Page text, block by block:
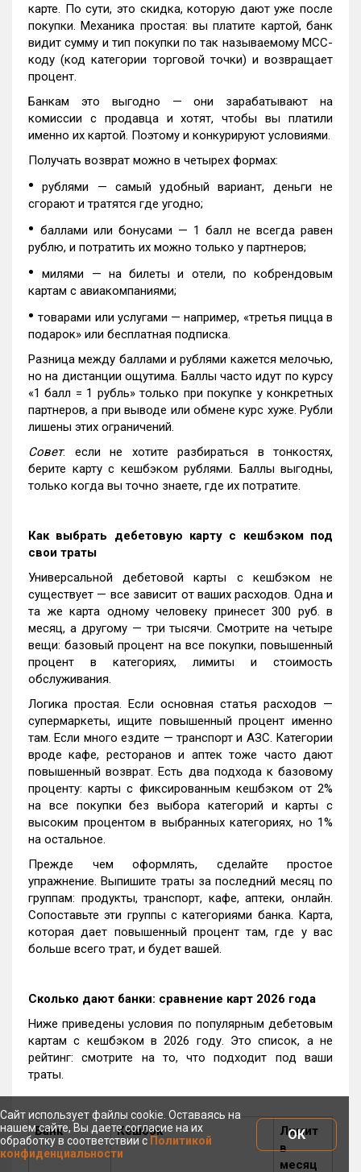
карте. По сути, это скидка, которую дают уже после
покупки. Механика простая: вы платите картой, банк
видит сумму и тип покупки по так называемому MCC-
коду (код категории торговой точки) и возвращает
процент.
Банкам это выгодно — они зарабатывают на
комиссии с продавца и хотят, чтобы вы платили
именно их картой. Поэтому и конкурируют условиями.
Получать возврат можно в четырех формах:
•
рублями — самый удобный вариант, деньги не
сгорают и тратятся где угодно;
• баллами или бонусами — 1 балл не всегда равен
рублю, и потратить их можно только у партнеров;
•милями — на билеты и отели, по кобрендовым
картам с авиакомпаниями;
•товарами или услугами — например, «третья пицца в
подарок» или бесплатная подписка.
Разница между баллами и рублями кажется мелочью,
но на дистанции ощутима. Баллы часто идут по курсу
«1 балл = 1 рубль» только при покупке у конкретных
партнеров, а при выводе или обмене курс хуже. Рубли
лишены этих ограничений.
Совет: если не хотите разбираться в тонкостях,
берите карту с кешбэком рублями. Баллы выгодны,
только когда вы точно знаете, где их потратите.
Как выбрать дебетовую карту с кешбэком под
свои траты
Универсальной дебетовой карты с кешбэком не
существует — все зависит от ваших расходов. Одна и
та же карта одному человеку принесет 300 руб. в
месяц, а другому — три тысячи. Смотрите на четыре
вещи: базовый процент на все покупки, повышенный
процент в категориях, лимиты и стоимость
обслуживания.
Логика простая. Если основная статья расходов —
супермаркеты, ищите повышенный процент именно
там. Если много ездите — транспорт и АЗС. Категории
вроде кафе, ресторанов и аптек тоже часто дают
повышенный возврат. Есть два подхода к базовому
проценту: карты с фиксированным кешбэком от 2%
на все покупки без выбора категорий и карты с
высоким процентом в выбранных категориях, но 1%
на остальное.
Прежде чем оформлять, сделайте простое
упражнение. Выпишите траты за последний месяц по
группам: продукты, транспорт, кафе, аптеки, онлайн.
Сопоставьте эти группы с категориями банка. Карта,
которая дает повышенный процент там, где у вас
больше всего трат, и будет вашей.
Сколько дают банки: сравнение карт 2026 года
Ниже приведены условия по популярным дебетовым
картам с кешбэком в 2026 году. Это список, а не
рейтинг: смотрите на то, что подходит под ваши
траты.
Банк Кешбэк
Лимит
в
месяц
Сайт использует файлы cookie. Оставаясь на
нашем сайте, Вы даете согласие на их
обработку в соответствии с Политикой
конфиденциальности
ОК